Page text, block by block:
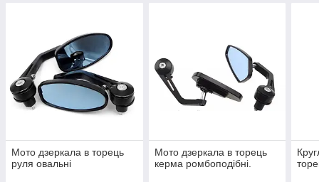
Мото дзеркала в торець
руля овальні
Мото дзеркала в торець
керма ромбоподібні.